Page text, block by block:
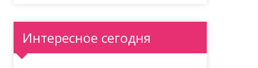
Интересное сегодня